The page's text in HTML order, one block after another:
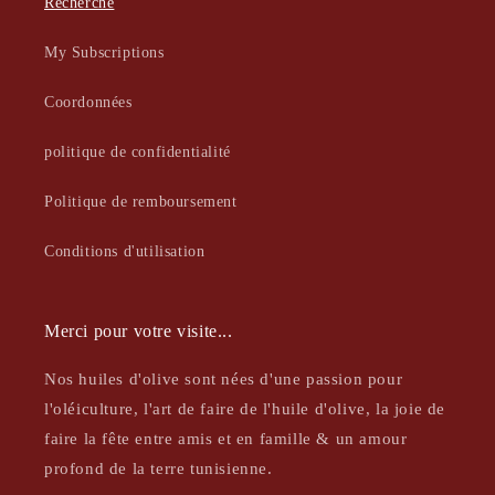
My Subscriptions
Coordonnées
politique de confidentialité
Politique de remboursement
Conditions d'utilisation
Merci pour votre visite...
Nos huiles d'olive sont nées d'une passion pour
l'oléiculture, l'art de faire de l'huile d'olive, la joie de
faire la fête entre amis et en famille & un amour
profond de la terre tunisienne.